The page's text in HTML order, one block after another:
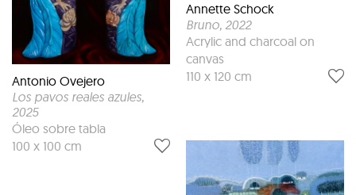
Antonio Ovejero
Los pavos reales azules,
2025
Óleo sobre tabla
100 x 100 cm
Annette Schock
Bruno, 2022
Acrylic and charcoal on
canvas
110 x 120 cm